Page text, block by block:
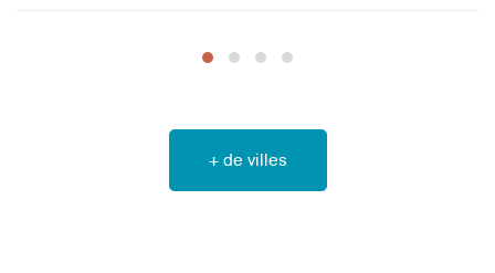
+ de villes